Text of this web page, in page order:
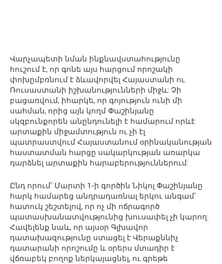
Վարչապետի նման ինքնավստահությունը
հուշում է, որ գոնե այս հարցում որոշակի
փոխըմբռնում է ձևավորվել Հայաստանի ու
Ռուսաստանի իշխանությունների միջև: Չի
բացառվում, իհարկե, որ գոյություն ունի մի
սահման, որից այն կողմ Փաշինյանը
սկզբունքորեն անընդունելի է համարում որևէ
արտաքին միջամտություն ու չի էլ
պատրաստվում Հայաստանում օրինականության
հաստատման հարցը սակարկության առարկա
դարձնել արտաքին հարաբերություններում:
Ընդ որում՝ Մարտի 1-ի գործին Նիկոլ Փաշինյանը
հարկ համարեց անդրադառնալ երկու անգամ՝
հատուկ շեշտելով, որ ոչ մի ոճրագործ
պատասխանատվությունից խուսափել չի կարող:
Հավելենք նաև, որ այսօր Գլխավոր
դատախազությունը ստացել է Վերաքննիչ
դատարանի որոշումը և օրերս մտադիր է
վճռաբեկ բողոք ներկայացնել, ու գրեթե